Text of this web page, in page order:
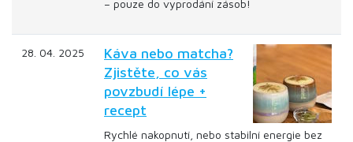
– pouze do vyprodání zásob!
28. 04. 2025
Káva nebo matcha?
Zjistěte, co vás
povzbudí lépe +
recept
Rychlé nakopnutí, nebo stabilní energie bez